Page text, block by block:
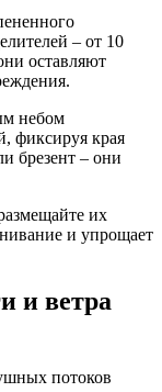
– от 10
оставляют
небом
фиксируя края
брезент – они
их
и упрощает
и ветра
потоков